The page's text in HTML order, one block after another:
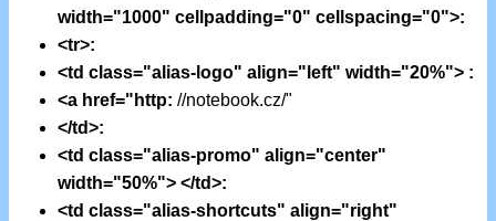
width="1000" cellpadding="0" cellspacing="0">:
<tr>:
<td class="alias-logo" align="left" width="20%"> :
<a href="http://notebook.cz/"
</td>:
<td class="alias-promo" align="center"
width="50%"> </td>:
<td class="alias-shortcuts" align="right"